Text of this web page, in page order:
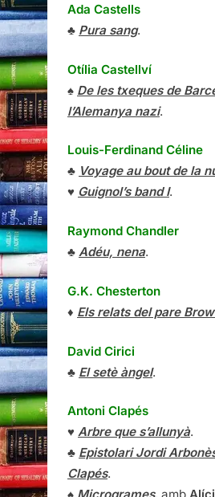
Ada Castells
♣ Pura sang.
Otília Castellví
♠ De les txeques de
l’Alemanya nazi.
Louis-Ferdinand Céline
♣ Voyage au bout de la
♥ Guignol’s band I.
Raymond Chandler
♣ Adéu, nena.
G.K. Chesterton
♦ Els relats del pare
David Cirici
♣ El setè àngel.
Antoni Clapés
♥ Arbre que s’allunyà.
♣ Epistolari Jordi
Clapés.